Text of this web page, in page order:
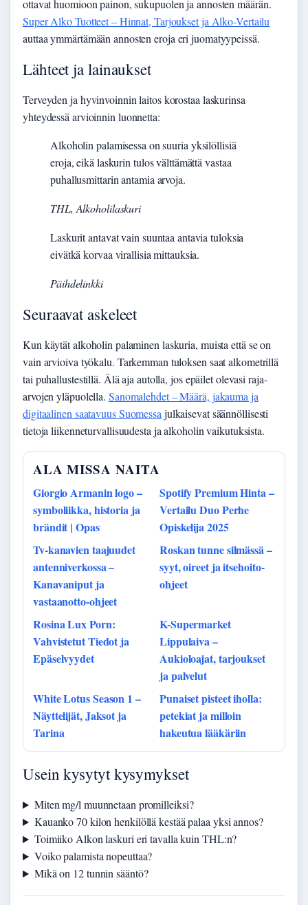
ottavat huomioon painon, sukupuolen ja annosten määrän.
Super Alko Tuotteet – Hinnat, Tarjoukset ja Alko-Vertailu
auttaa ymmärtämään annosten eroja eri juomatyypeissä.
Lähteet ja lainaukset
Terveyden ja hyvinvoinnin laitos korostaa laskurinsa
yhteydessä arvioinnin luonnetta:
Alkoholin palamisessa on suuria yksilöllisiä
eroja, eikä laskurin tulos välttämättä vastaa
puhallusmittarin antamia arvoja.
THL, Alkoholilaskuri
Laskurit antavat vain suuntaa antavia tuloksia
eivätkä korvaa virallisia mittauksia.
Päihdelinkki
Seuraavat askeleet
Kun käytät alkoholin palaminen laskuria, muista että se on
vain arvioiva työkalu. Tarkemman tuloksen saat alkometrillä
tai puhallustestillä. Älä aja autolla, jos epäilet olevasi raja-
arvojen yläpuolella. Sanomalehdet – Määrä, jakauma ja
digitaalinen saatavuus Suomessa julkaisevat säännöllisesti
tietoja liikenneturvallisuudesta ja alkoholin vaikutuksista.
ALA MISSA NAITA
Giorgio Armanin logo –
symboliikka, historia ja
brändit | Opas
Spotify Premium Hinta –
Vertailu Duo Perhe
Opiskelija 2025
Tv-kanavien taajuudet
antenniverkossa –
Kanavaniput ja
vastaanotto-ohjeet
Roskan tunne silmässä –
syyt, oireet ja itsehoito-
ohjeet
Rosina Lux Porn:
Vahvistetut Tiedot ja
Epäselvyydet
K-Supermarket
Lippulaiva –
Aukioloajat, tarjoukset
ja palvelut
White Lotus Season 1 –
Näyttelijät, Jaksot ja
Tarina
Punaiset pisteet iholla:
petekiat ja milloin
hakeutua lääkäriin
Usein kysytyt kysymykset
Miten mg/l muunnetaan promilleiksi?
Kauanko 70 kilon henkilöllä kestää palaa yksi annos?
Toimiiko Alkon laskuri eri tavalla kuin THL:n?
Voiko palamista nopeuttaa?
Mikä on 12 tunnin sääntö?